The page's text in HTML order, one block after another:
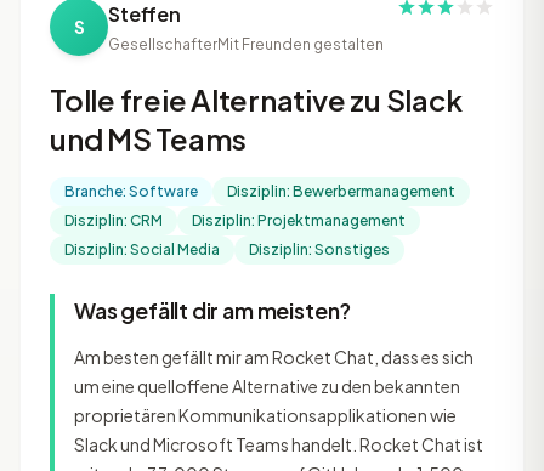
S Steffen
GesellschafterMit Freunden gestalten
Tolle freie Alternative zu Slack
und MS Teams
Branche: Software
Disziplin: Bewerbermanagement
Disziplin: CRM
Disziplin: Projektmanagement
Disziplin: Social Media
Disziplin: Sonstiges
Was gefällt dir am meisten?
Am besten gefällt mir am Rocket Chat, dass es sich
um eine quelloffene Alternative zu den bekannten
proprietären Kommunikationsapplikationen wie
Slack und Microsoft Teams handelt. Rocket Chat ist